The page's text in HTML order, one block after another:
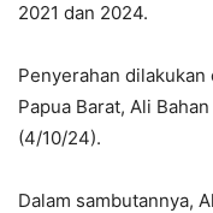
2021 dan 2024.
Penyerahan
Papua Barat, Ali
(4/10/24).
Dalam sambutannya,